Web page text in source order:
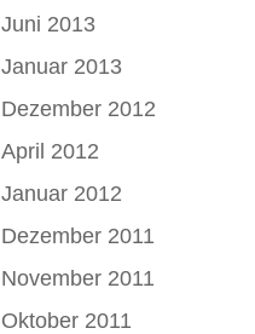
Juni 2013
Januar 2013
Dezember 2012
April 2012
Januar 2012
Dezember 2011
November 2011
Oktober 2011